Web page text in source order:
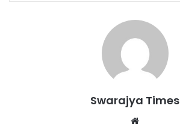
Swarajya Times